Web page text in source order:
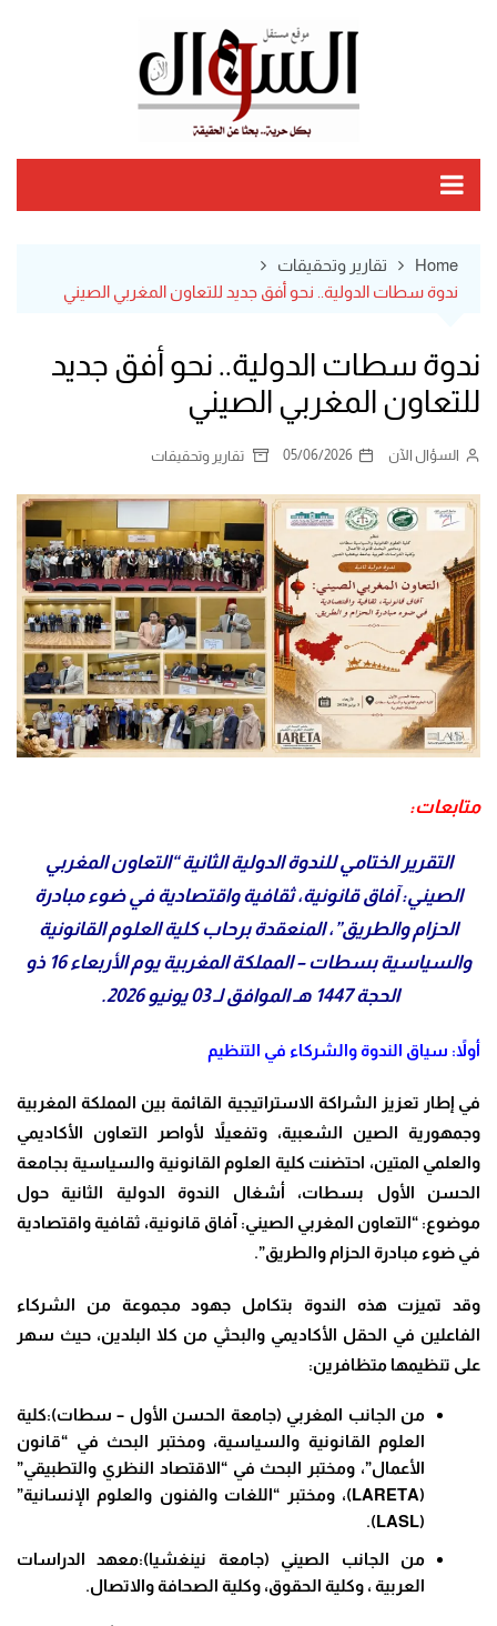
Home
تقارير وتحقيقات
ندوة سطات الدولية.. نحو أفق جديد للتعاون المغربي الصيني
ندوة سطات الدولية.. نحو أفق جديد
للتعاون المغربي الصيني
السؤال الآن 05/06/2026 تقارير وتحقيقات
متابعات:
التقرير الختامي للندوة الدولية الثانية“التعاون المغربي
الصيني: آفاق قانونية، ثقافية واقتصادية في ضوء مبادرة
الحزام والطريق”،المنعقدة برحاب كلية العلوم القانونية
والسياسية بسطات – المملكة المغربية يوم الأربعاء 16 ذو
الحجة 1447 هـ الموافق لـ 03 يونيو 2026.
أولاً: سياق الندوة والشركاء في التنظيم
في إطار تعزيز الشراكة الاستراتيجية القائمة بين المملكة المغربية
وجمهورية الصين الشعبية، وتفعيلاً لأواصر التعاون الأكاديمي
والعلمي المتين، احتضنت كلية العلوم القانونية والسياسية بجامعة
الحسن الأول بسطات، أشغال الندوة الدولية الثانية حول
موضوع: “التعاون المغربي الصيني: آفاق قانونية، ثقافية واقتصادية
في ضوء مبادرة الحزام والطريق”.
وقد تميزت هذه الندوة بتكامل جهود مجموعة من الشركاء
الفاعلين في الحقل الأكاديمي والبحثي من كلا البلدين، حيث سهر
على تنظيمها متظافرين:
من الجانب المغربي (جامعة الحسن الأول – سطات):كلية
العلوم القانونية والسياسية، ومختبر البحث في “قانون
الأعمال”، ومختبر البحث في “الاقتصاد النظري والتطبيقي”
(LARETA)، ومختبر “اللغات والفنون والعلوم الإنسانية”
(LASL).
من الجانب الصيني (جامعة نينغشيا):معهد الدراسات
العربية ، وكلية الحقوق، وكلية الصحافة والاتصال.